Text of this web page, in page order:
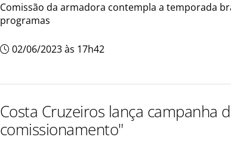
Comissão da armadora contempla a temporada
programas
02/06/2023 às 17h42
Costa Cruzeiros lança campanha
comissionamento"